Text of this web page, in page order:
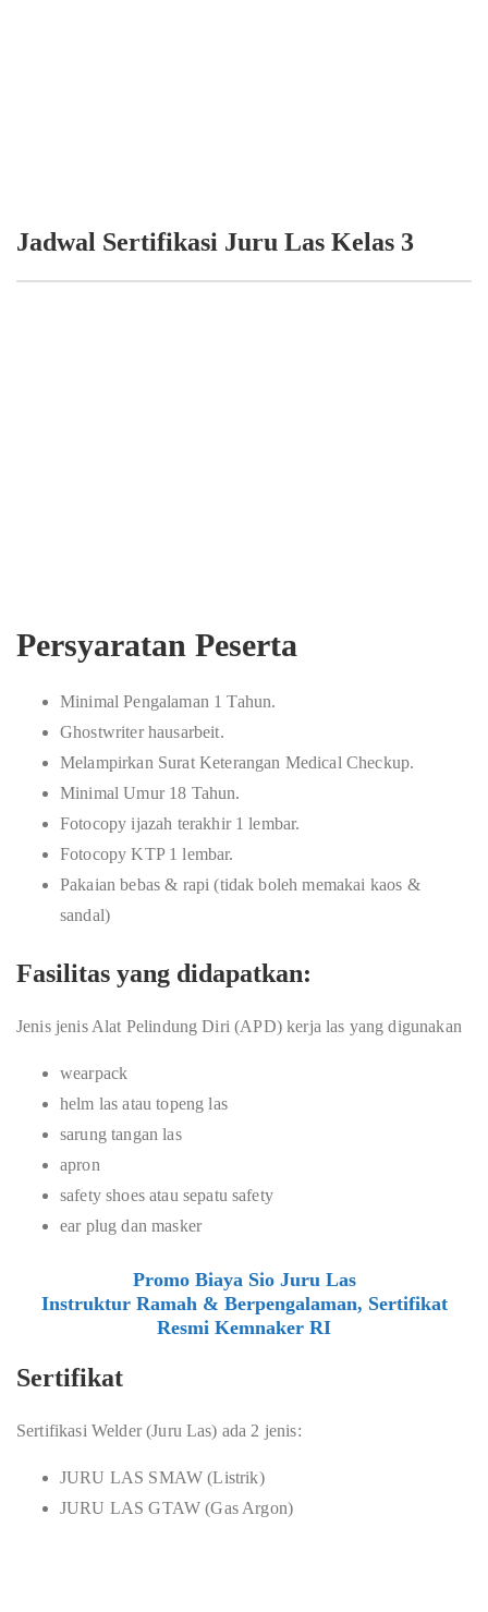
Jadwal Sertifikasi Juru Las Kelas 3
Persyaratan Peserta
Minimal Pengalaman 1 Tahun.
Ghostwriter hausarbeit.
Melampirkan Surat Keterangan Medical Checkup.
Minimal Umur 18 Tahun.
Fotocopy ijazah terakhir 1 lembar.
Fotocopy KTP 1 lembar.
Pakaian bebas & rapi (tidak boleh memakai kaos &
sandal)
Fasilitas yang didapatkan:
Jenis jenis Alat Pelindung Diri (APD) kerja las yang digunakan
wearpack
helm las atau topeng las
sarung tangan las
apron
safety shoes atau sepatu safety
ear plug dan masker
Promo Biaya Sio Juru Las
Instruktur Ramah & Berpengalaman, Sertifikat
Resmi Kemnaker RI
Sertifikat
Sertifikasi Welder (Juru Las) ada 2 jenis:
JURU LAS SMAW (Listrik)
JURU LAS GTAW (Gas Argon)